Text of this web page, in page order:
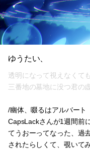
ゆうたい、
透明になって視えなくても
三番地の墓地に没つ君の
/幽体、啜るはアルバート
CapsLackさんが1週間前
てうおーってなった、過
されたらしくて、覗いて